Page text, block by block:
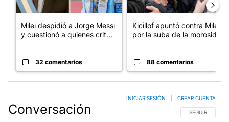
Milei despidió a Jorge Messi
y cuestionó a quienes crit...
32 comentarios
Kicillof apuntó contra Milei
por la suba de la morosida...
88 comentarios
Conversación SIGA ESTA
SEGUIR
INICIAR SESIÓN CREAR CUENTA